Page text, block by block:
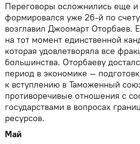
Переговоры осложнились еще и
формировался уже 26-й по
возглавил Джоомарт Оторбаев.
на тот момент единственной
которая удовлетворяла все
большинства. Оторбаеву
период в экономике —
к вступлению в Таможенный
противоречивые отношения с
государствами в вопросах
ресурсов.
Май